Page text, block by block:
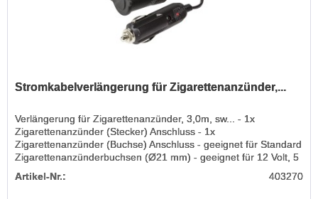
Stromkabelverlängerung für Zigarettenanzünder,...
Verlängerung für Zigarettenanzünder, 3,0m, sw... - 1x
Zigarettenanzünder (Stecker) Anschluss - 1x
Zigarettenanzünder (Buchse) Anschluss - geeignet für Standard
Zigarettenanzünderbuchsen (Ø21 mm) - geeignet für 12 Volt, 5
Artikel-Nr.: 403270